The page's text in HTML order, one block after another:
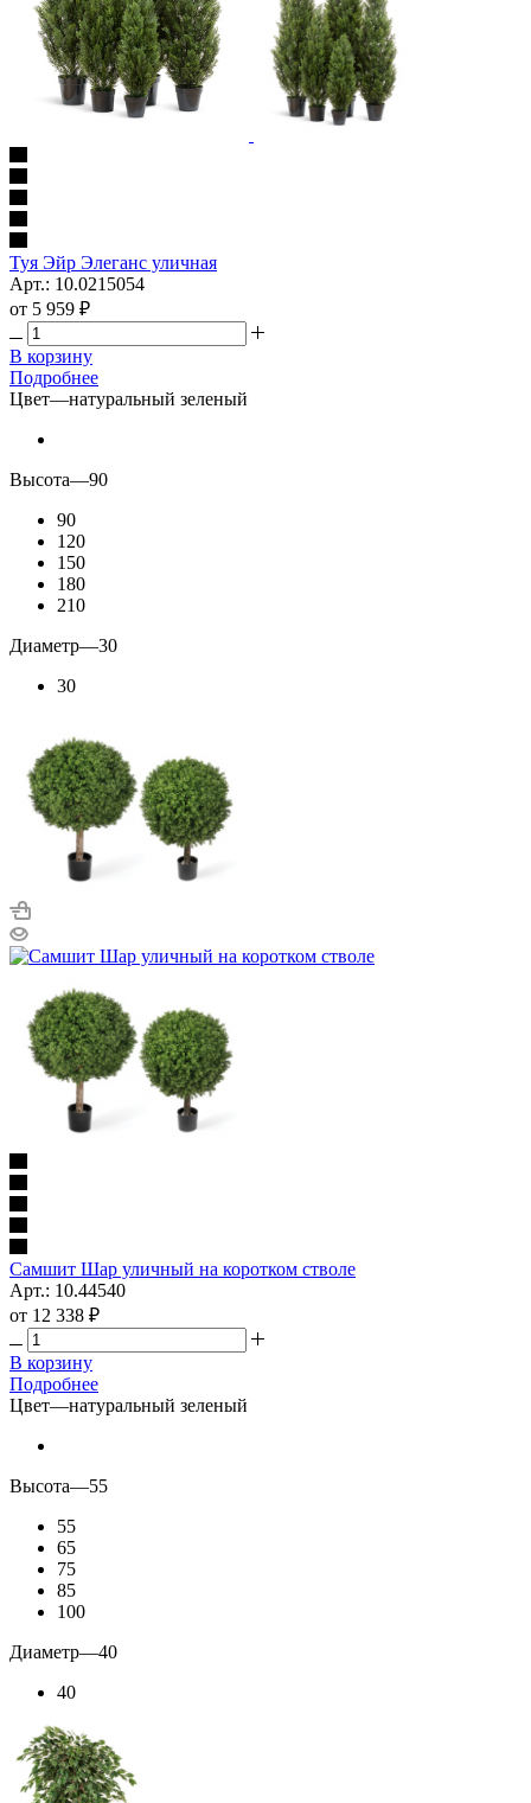
Туя Эйр Элеганс уличная
Арт.: 10.0215054
от 5 959 ₽
В корзину
Подробнее
Цвет—натуральный зеленый
Высота—90
90
120
150
180
210
Диаметр—30
30
Самшит Шар уличный на коротком стволе
Арт.: 10.44540
от 12 338 ₽
В корзину
Подробнее
Цвет—натуральный зеленый
Высота—55
55
65
75
85
100
Диаметр—40
40